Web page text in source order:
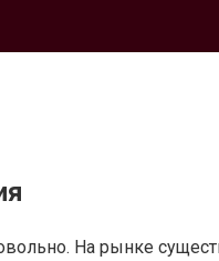
На рынке